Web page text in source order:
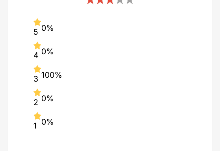
5 0%
4 0%
3 100%
2 0%
1 0%